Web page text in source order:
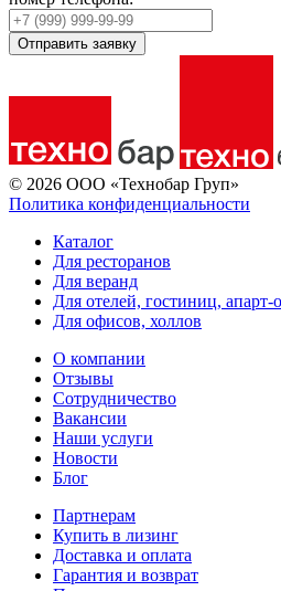
Отправить заявку
© 2026 ООО «Технобар Груп»
Политика конфиденциальности
Каталог
Для ресторанов
Для веранд
Для отелей, гостиниц, апарт-
Для офисов, холлов
О компании
Отзывы
Сотрудничество
Вакансии
Наши услуги
Новости
Блог
Партнерам
Купить в лизинг
Доставка и оплата
Гарантия и возврат